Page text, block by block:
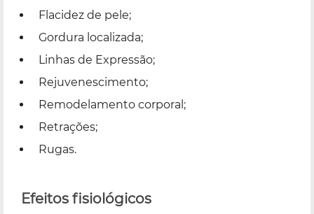
Flacidez de pele;
Gordura localizada;
Linhas de Expressão;
Rejuvenescimento;
Remodelamento corporal;
Retrações;
Rugas.
Efeitos fisiológicos